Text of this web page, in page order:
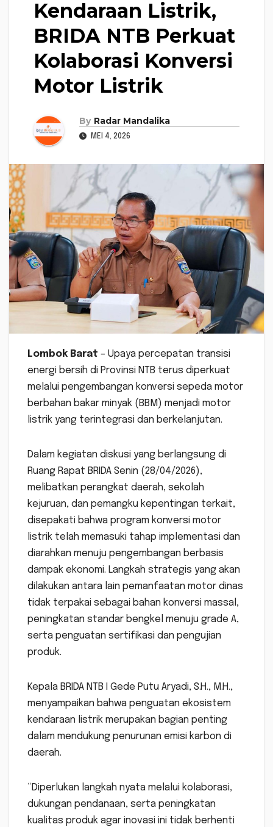
Kendaraan Listrik,
BRIDA NTB Perkuat
Kolaborasi Konversi
Motor Listrik
By Radar Mandalika
MEI 4, 2026
Lombok Barat – Upaya percepatan transisi
energi bersih di Provinsi NTB terus diperkuat
melalui pengembangan konversi sepeda motor
berbahan bakar minyak (BBM) menjadi motor
listrik yang terintegrasi dan berkelanjutan.
Dalam kegiatan diskusi yang berlangsung di
Ruang Rapat BRIDA Senin (28/04/2026),
melibatkan perangkat daerah, sekolah
kejuruan, dan pemangku kepentingan terkait,
disepakati bahwa program konversi motor
listrik telah memasuki tahap implementasi dan
diarahkan menuju pengembangan berbasis
dampak ekonomi. Langkah strategis yang akan
dilakukan antara lain pemanfaatan motor dinas
tidak terpakai sebagai bahan konversi massal,
peningkatan standar bengkel menuju grade A,
serta penguatan sertifikasi dan pengujian
produk.
Kepala BRIDA NTB I Gede Putu Aryadi, S.H., M.H.,
menyampaikan bahwa penguatan ekosistem
kendaraan listrik merupakan bagian penting
dalam mendukung penurunan emisi karbon di
daerah.
“Diperlukan langkah nyata melalui kolaborasi,
dukungan pendanaan, serta peningkatan
kualitas produk agar inovasi ini tidak berhenti